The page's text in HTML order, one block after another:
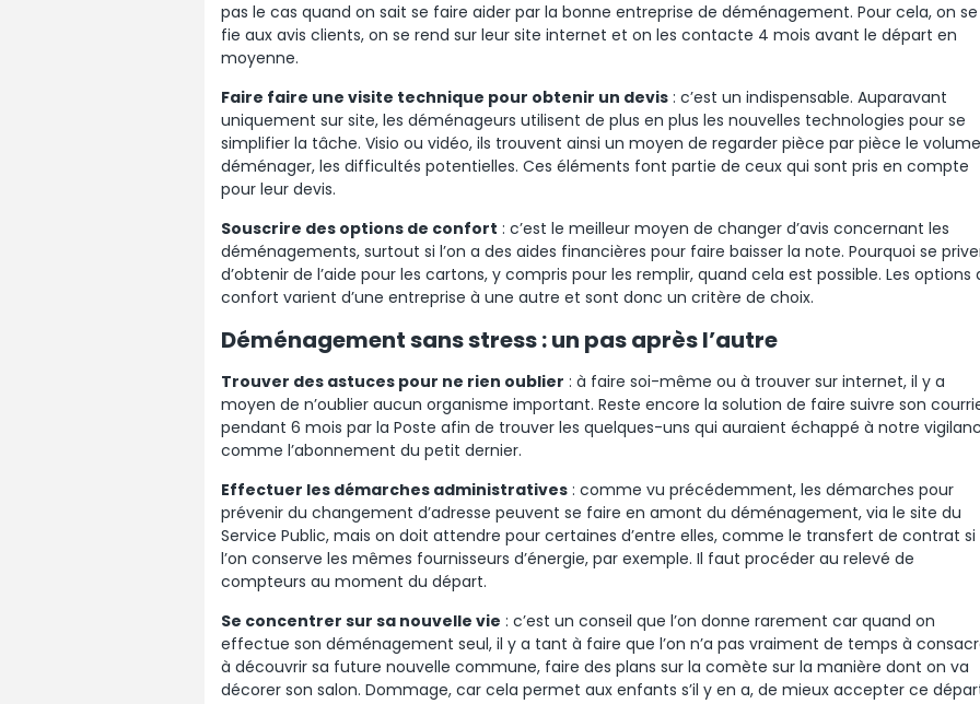
pas le cas quand on sait se faire aider par la bonne entreprise de déménagement. Pour cela, on se
fie aux avis clients, on se rend sur leur site internet et on les contacte 4 mois avant le départ en
moyenne.
Faire faire une visite technique pour obtenir un devis : c’est un indispensable. Auparavant
uniquement sur site, les déménageurs utilisent de plus en plus les nouvelles technologies pour se
simplifier la tâche. Visio ou vidéo, ils trouvent ainsi un moyen de regarder pièce par pièce le
déménager, les difficultés potentielles. Ces éléments font partie de ceux qui sont pris en compte
pour leur devis.
Souscrire des options de confort : c’est le meilleur moyen de changer d’avis concernant les
déménagements, surtout si l’on a des aides financières pour faire baisser la note. Pourquoi se
d’obtenir de l’aide pour les cartons, y compris pour les remplir, quand cela est possible. Les options
confort varient d’une entreprise à une autre et sont donc un critère de choix.
Déménagement sans stress : un pas après l’autre
Trouver des astuces pour ne rien oublier : à faire soi-même ou à trouver sur internet, il y a
moyen de n’oublier aucun organisme important. Reste encore la solution de faire suivre son
pendant 6 mois par la Poste afin de trouver les quelques-uns qui auraient échappé à notre
comme l’abonnement du petit dernier.
Effectuer les démarches administratives : comme vu précédemment, les démarches pour
prévenir du changement d’adresse peuvent se faire en amont du déménagement, via le site du
Service Public, mais on doit attendre pour certaines d’entre elles, comme le transfert de contrat si
l’on conserve les mêmes fournisseurs d’énergie, par exemple. Il faut procéder au relevé de
compteurs au moment du départ.
Se concentrer sur sa nouvelle vie : c’est un conseil que l’on donne rarement car quand on
effectue son déménagement seul, il y a tant à faire que l’on n’a pas vraiment de temps à
à découvrir sa future nouvelle commune, faire des plans sur la comète sur la manière dont on va
décorer son salon. Dommage, car cela permet aux enfants s’il y en a, de mieux accepter ce